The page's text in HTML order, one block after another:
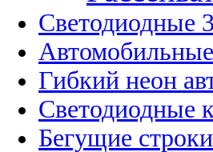
Светодиодные
Гибкий неон
Светодиодные
Бегущие